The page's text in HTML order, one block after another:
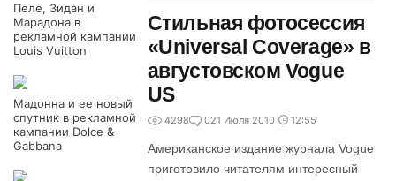
Пеле, Зидан и
Марадона в
рекламной кампании
Louis Vuitton
Мадонна и ее новый
спутник в рекламной
кампании Dolce &
Gabbana
Стильная фотосессия
«Universal Coverage» в
августовском Vogue
US
4298 021 Июля 2010 12:55
Американское издание журнала Vogue
приготовило читателям интересный